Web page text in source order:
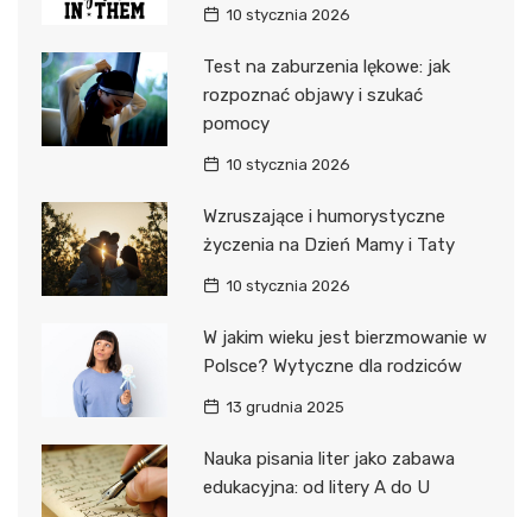
10 stycznia 2026
Test na zaburzenia lękowe: jak
rozpoznać objawy i szukać
pomocy
10 stycznia 2026
Wzruszające i humorystyczne
życzenia na Dzień Mamy i Taty
10 stycznia 2026
W jakim wieku jest bierzmowanie w
Polsce? Wytyczne dla rodziców
13 grudnia 2025
Nauka pisania liter jako zabawa
edukacyjna: od litery A do U